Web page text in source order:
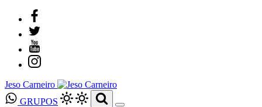
Jeso Carneiro
GRUPOS